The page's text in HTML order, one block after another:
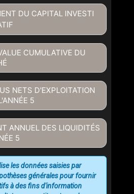
», vous consentez à nos
DU CAPITAL INVESTI
CUMULATIVE DU
NETS D'EXPLOITATION
5
ANNUEL DES LIQUIDITÉS
5
les données saisies par
générales pour fournir
à des fins d'information